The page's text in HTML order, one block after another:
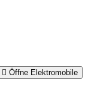
Öffne Elektromobile